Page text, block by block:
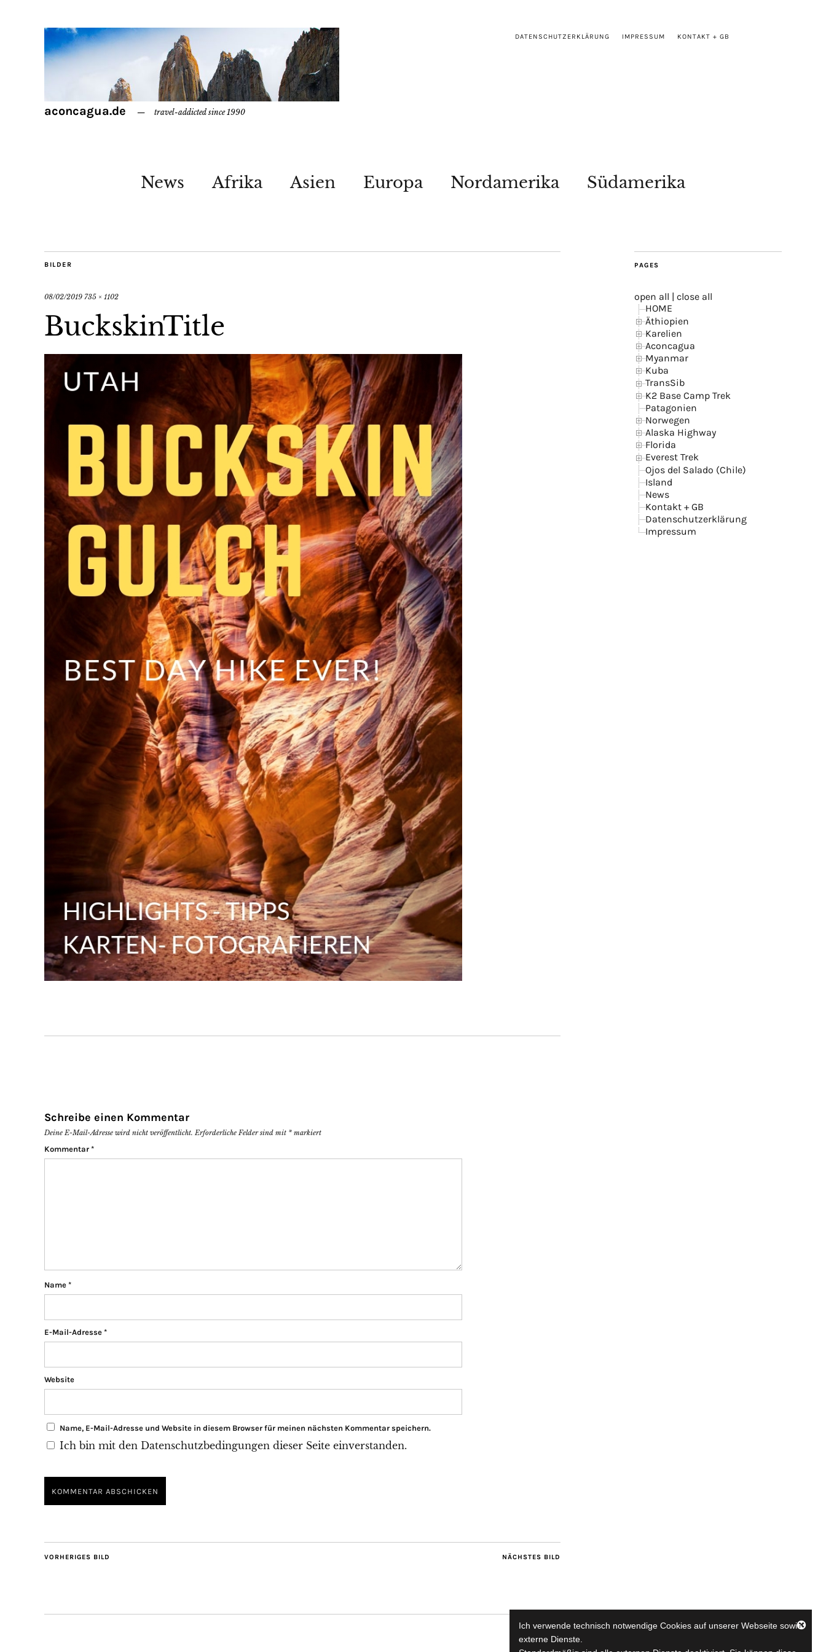
DATENSCHUTZERKLÄRUNG IMPRESSUM KONTAKT + GB
aconcagua.de travel-addicted since 1990
News Afrika Asien Europa Nordamerika Südamerika
BILDER
08/02/2019 735 × 1102
BuckskinTitle
Schreibe einen Kommentar
Deine E-Mail-Adresse wird nicht veröffentlicht. Erforderliche Felder sind mit * markiert
Kommentar *
Name *
E-Mail-Adresse *
Website
Name, E-Mail-Adresse und Website in diesem Browser für meinen nächsten Kommentar speichern.
Ich bin mit den Datenschutzbedingungen dieser Seite einverstanden.
NÄCHSTES BILD
VORHERIGES BILD
PAGES
open all
close all
HOME
Äthiopien
Karelien
Aconcagua
Myanmar
Kuba
TransSib
K2 Base Camp Trek
Patagonien
Norwegen
Alaska Highway
Florida
Everest Trek
Ojos del Salado (Chile)
Island
News
Kontakt + GB
Datenschutzerklärung
Impressum
Ich verwende technisch notwendige Cookies auf unserer Webseite sowie
externe Dienste.